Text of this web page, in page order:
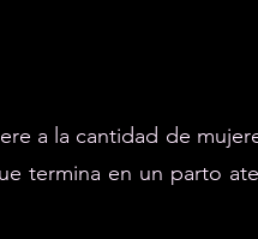
a la cantidad de
termina en un parto